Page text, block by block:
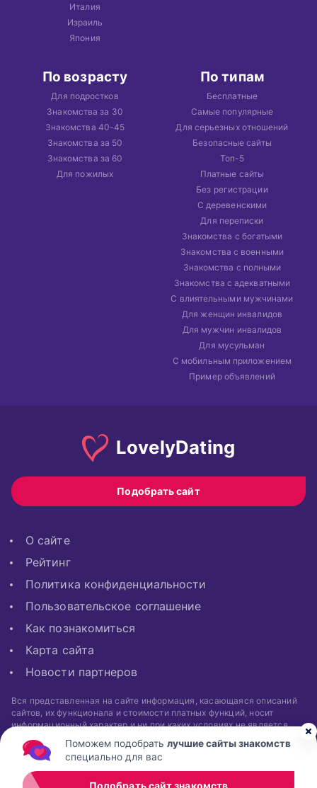
Италия
Израиль
Япония
По возрасту
Для подростков
Знакомства за 30
Знакомства 40-45
Знакомства за 50
Знакомства за 60
Для пожилых
По типам
Бесплатные
Самые популярные
Для серьезных отношений
Безопасные сайты
Топ-5
Платные сайты
Без регистрации
С деревенскими
Для переписки
Знакомства с богатыми
Знакомства с военными
Знакомства с полными
Знакомства с адекватными
С влиятельными мужчинами
Для женщин инвалидов
Для мужчин инвалидов
Для мусульман
С мобильным приложением
Пример объявлений
LovelyDating
Подобрать сайт
О сайте
Рейтинг
Политика конфиденциальности
Пользовательское соглашение
Как познакомиться
Карта сайта
Новости партнеров
Вся представленная на сайте информация, касающаяся описаний
сайтов, их функционала и стоимости платных функций, носит
информационный характер и ни при каких условиях не является
Гражданского кодекса РФ.
Поможем подобрать лучшие сайты знакомств
специально для вас
Подобрать сайт знакомств